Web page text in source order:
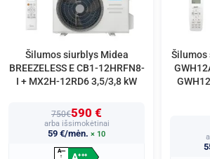
Šilumos siurblys Midea
BREEZELESS E CB1-12HRFN8-
I + MX2H-12RD6 3,5/3,8 kW
750€590 €
arba išsimokėtinai
59 €/mėn. × 10
A+++
↑
+++
Šilumos